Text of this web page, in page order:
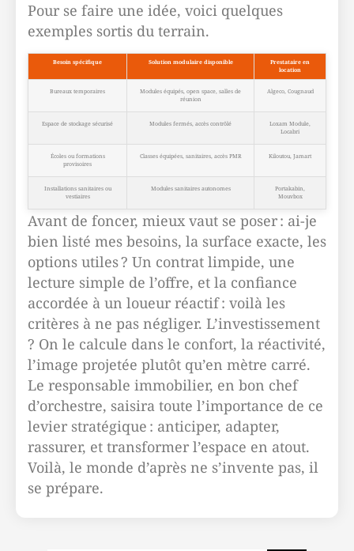
Pour se faire une idée, voici quelques
exemples sortis du terrain.
Besoin spécifique Solution modulaire disponible
Prestataire en
location
Bureaux temporaires
Modules équipés, open space, salles de
réunion
Algeco, Cougnaud
Espace de stockage sécurisé Modules fermés, accès contrôlé
Loxam Module,
Locabri
Écoles ou formations
provisoires
Classes équipées, sanitaires, accès PMR Kiloutou, Jamart
Installations sanitaires ou
vestiaires
Modules sanitaires autonomes
Portakabin,
Mouvbox
Avant de foncer, mieux vaut se poser : ai-je
bien listé mes besoins, la surface exacte, les
options utiles ? Un contrat limpide, une
lecture simple de l’offre, et la confiance
accordée à un loueur réactif : voilà les
critères à ne pas négliger. L’investissement
? On le calcule dans le confort, la réactivité,
l’image projetée plutôt qu’en mètre carré.
Le responsable immobilier, en bon chef
d’orchestre, saisira toute l’importance de ce
levier stratégique : anticiper, adapter,
rassurer, et transformer l’espace en atout.
Voilà, le monde d’après ne s’invente pas, il
se prépare.